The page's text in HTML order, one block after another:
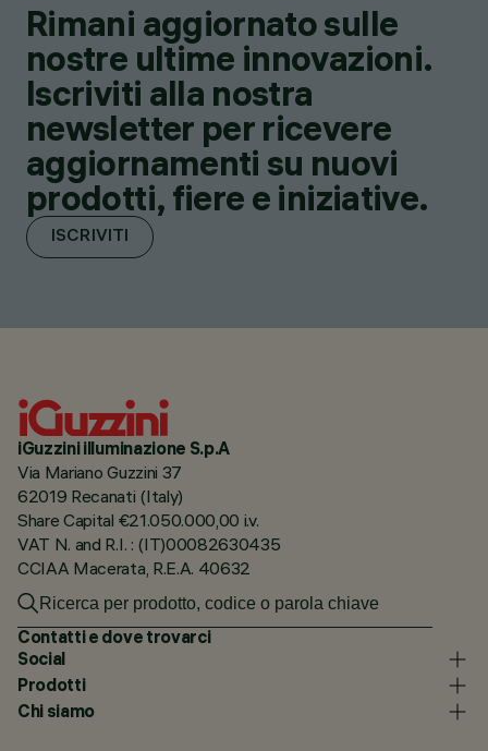
Rimani aggiornato sulle
nostre ultime innovazioni.
Iscriviti alla nostra
newsletter per ricevere
aggiornamenti su nuovi
prodotti, fiere e iniziative.
ISCRIVITI
iGuzzini illuminazione S.p.A
Via Mariano Guzzini 37
62019 Recanati (Italy)
Share Capital €21.050.000,00 i.v.
VAT N. and R.I. : (IT)00082630435
CCIAA Macerata, R.E.A. 40632
Contatti e dove trovarci
Social
Prodotti
Chi siamo